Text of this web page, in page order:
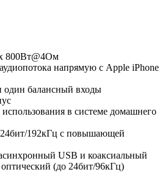
800Вт@4Ом
напрямую с Apple iPhone
один балансный входы
в системе домашнего
192кГц с повышающей
USB и коаксиальный
(до 24бит/96кГц)